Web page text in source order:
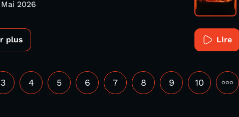
2026
plus Lire
3 4 5 6 7 8 9 10 •••